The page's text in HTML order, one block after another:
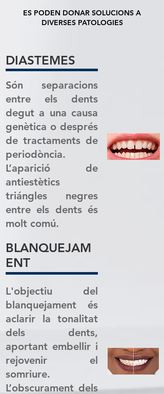
ES PODEN DONAR SOLUCIONS A
DIVERSES PATOLOGIES
DIASTEMES
Són separacions
entre els dents
degut a una causa
genètica o després
de tractaments de
periodòncia.
L’aparició de
antiestètics
triángles negres
entre els dents és
molt comú.
BLANQUEJAM
ENT
L'objectiu del
blanquejament és
aclarir la tonalitat
dels dents,
aportant embellir i
rejovenir el
somriure.
L’obscurament dels